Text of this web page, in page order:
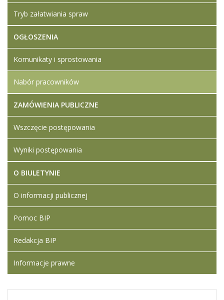
Tryb załatwiania spraw
OGŁOSZENIA
Komunikaty i sprostowania
Nabór pracowników
ZAMÓWIENIA PUBLICZNE
Wszczęcie postępowania
Wyniki postępowania
O BIULETYNIE
O informacji publicznej
Pomoc BIP
Redakcja BIP
Informacje prawne